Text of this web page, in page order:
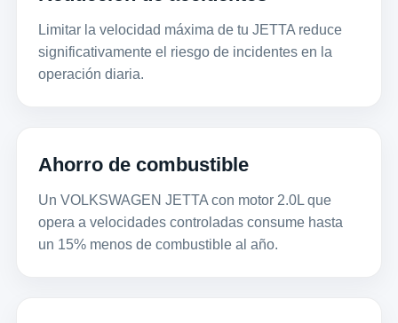
Limitar la velocidad máxima de tu JETTA reduce
significativamente el riesgo de incidentes en la
operación diaria.
Ahorro de combustible
Un VOLKSWAGEN JETTA con motor 2.0L que
opera a velocidades controladas consume hasta
un 15% menos de combustible al año.